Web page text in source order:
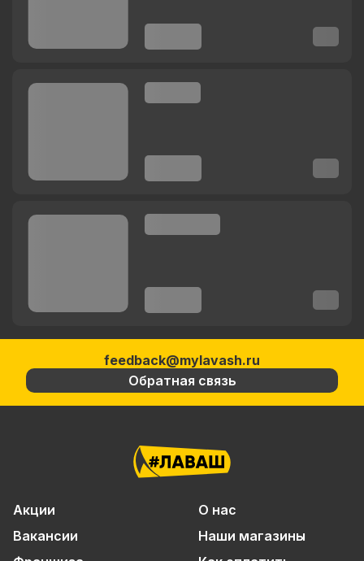
feedback@mylavash.ru
Обратная связь
Акции
О нас
Вакансии
Наши магазины